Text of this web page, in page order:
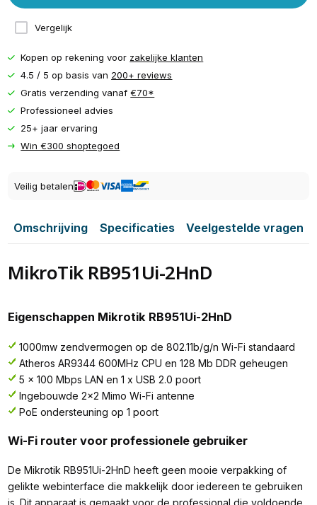
Vergelijk
Kopen op rekening voor zakelijke klanten
4.5 / 5 op basis van 200+ reviews
Gratis verzending vanaf€70*
Professioneel advies
25+ jaar ervaring
Win €300 shoptegoed
Veilig betalen
Omschrijving Specificaties Veelgestelde vragen
MikroTik RB951Ui-2HnD
Eigenschappen Mikrotik RB951Ui-2HnD
1000mw zendvermogen op de 802.11b/g/n Wi-Fi standaard
Atheros AR9344 600MHz CPU en 128 Mb DDR geheugen
5 x 100 Mbps LAN en 1 x USB 2.0 poort
Ingebouwde 2x2 Mimo Wi-Fi antenne
PoE ondersteuning op 1 poort
Wi-Fi router voor professionele gebruiker
De Mikrotik RB951Ui-2HnD heeft geen mooie verpakking of
gelikte webinterface die makkelijk door iedereen te gebruiken